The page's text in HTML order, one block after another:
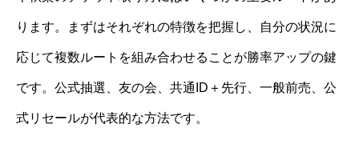
ります。まずはそれぞれの特徴を把握し、自分の状況に
応じて複数ルートを組み合わせることが勝率アップの鍵
です。公式抽選、友の会、共通ID＋先行、一般前売、公
式リセールが代表的な方法です。